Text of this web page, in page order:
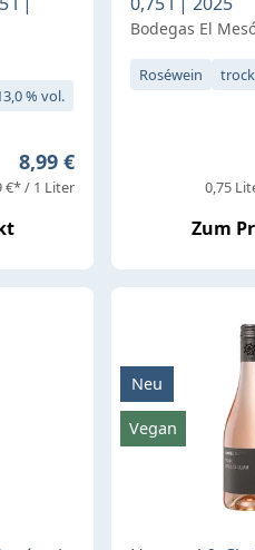
% vol.
Regulärer Preis:
8,99 €
€* / 1 Liter
Bodegas El
Roséwein
0,75
Zum
Neu
Vegan